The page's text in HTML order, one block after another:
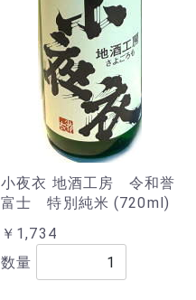
小夜衣 地酒工房 令和誉
富士 特別純米 (720ml)
￥1,734
数量